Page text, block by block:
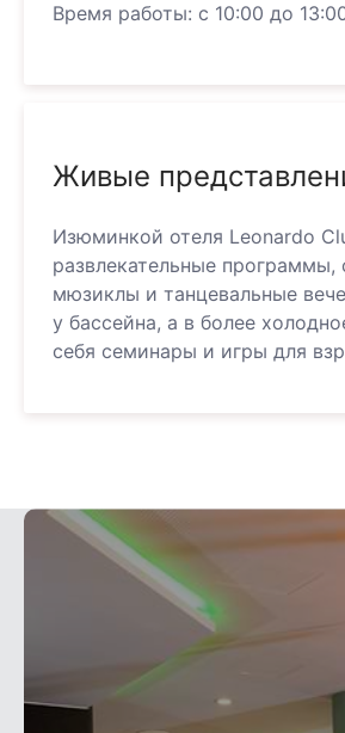
Время работы: с 10:00 до
Живые
Изюминкой отеля Leonardo
развлекательные
мюзиклы и танцевальные
у бассейна, а в более
себя семинары и игры для